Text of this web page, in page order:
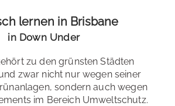
lernen in Brisbane
in Down Under
zu den grünsten Städten
zwar nicht nur wegen seiner
sondern auch wegen
im Bereich Umweltschutz.
: IELTS, Cambridge
Schule
Stradbroke Island